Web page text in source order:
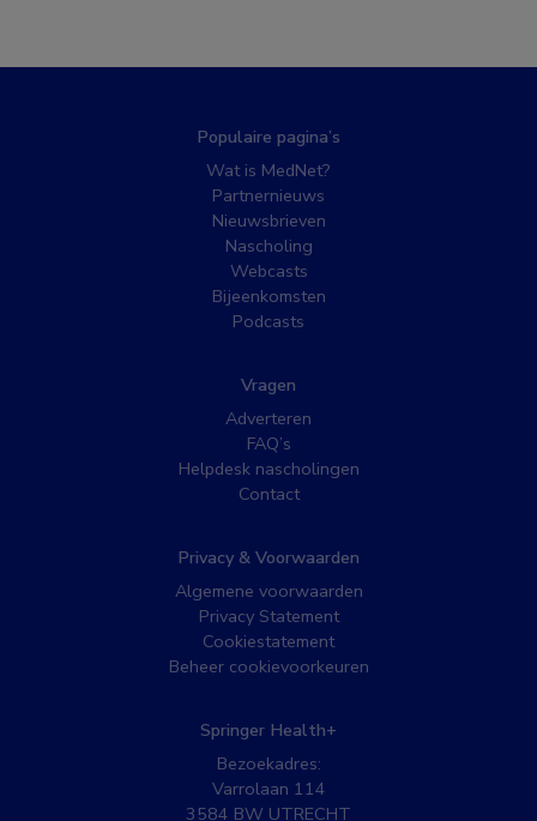
Populaire pagina’s
Wat is MedNet?
Partnernieuws
Nieuwsbrieven
Nascholing
Webcasts
Bijeenkomsten
Podcasts
Vragen
Adverteren
FAQ’s
Helpdesk nascholingen
Contact
Privacy & Voorwaarden
Algemene voorwaarden
Privacy Statement
Cookiestatement
Beheer cookievoorkeuren
Springer Health+
Bezoekadres:
Varrolaan 114
3584 BW UTRECHT